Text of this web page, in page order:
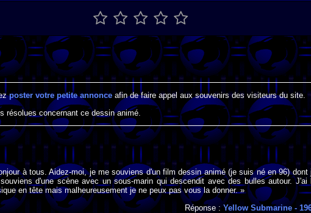
poster votre petite annonce afin de faire appel aux souvenirs des visiteurs du site.
résolues concernant ce dessin animé.
à tous. Aidez-moi, je me souviens d'un film dessin animé (je suis né en 96) dont
d'une scène avec un sous-marin qui descendit avec des bulles autour. J'ai
en tête mais malheureusement je ne peux pas vous la donner. »
Réponse :Yellow Submarine -